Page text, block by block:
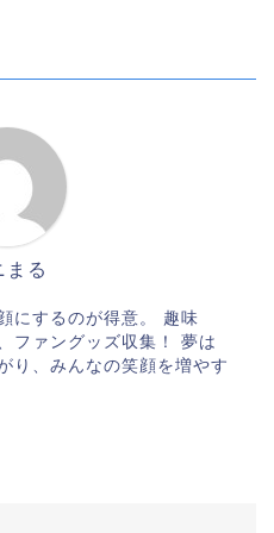
まる
にするのが得意。 趣味
ファングッズ収集！ 夢は
り、みんなの笑顔を増やす